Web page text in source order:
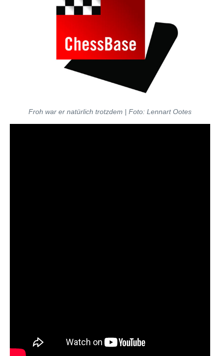
Froh war er natürlich trotzdem | Foto: Lennart Ootes